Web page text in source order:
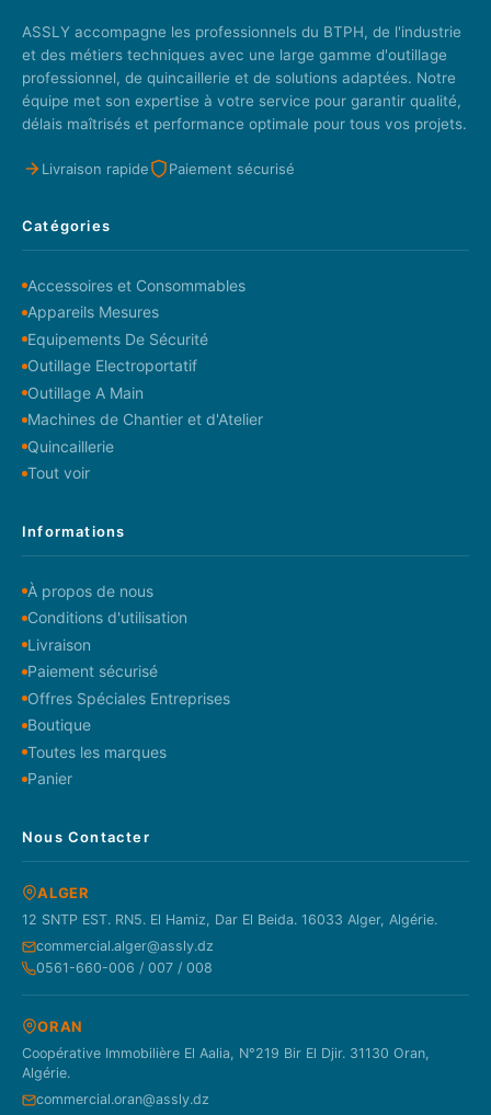
ASSLY accompagne les professionnels du BTPH, de l'industrie
et des métiers techniques avec une large gamme d'outillage
professionnel, de quincaillerie et de solutions adaptées. Notre
équipe met son expertise à votre service pour garantir qualité,
délais maîtrisés et performance optimale pour tous vos projets.
Livraison rapide Paiement sécurisé
Catégories
Accessoires et Consommables
Appareils Mesures
Equipements De Sécurité
Outillage Electroportatif
Outillage A Main
Machines de Chantier et d'Atelier
Quincaillerie
Tout voir
Informations
À propos de nous
Conditions d'utilisation
Livraison
Paiement sécurisé
Offres Spéciales Entreprises
Boutique
Toutes les marques
Panier
Nous Contacter
ALGER
12 SNTP EST. RN5. El Hamiz, Dar El Beida. 16033 Alger, Algérie.
commercial.alger@assly.dz
0561-660-006 / 007 / 008
ORAN
Coopérative Immobilière El Aalia, N°219 Bir El Djir. 31130 Oran,
Algérie.
commercial.oran@assly.dz